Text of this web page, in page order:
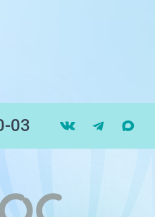
183Б
2, строение 1
03